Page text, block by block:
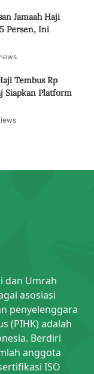
Jamaah Haji
Persen, Ini
Tembus Rp
Siapkan Platform
dan Umrah
asosiasi
penyelenggara
(PIHK) adalah
Berdiri
anggota
ISO